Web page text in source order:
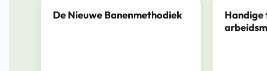
De Nieuwe Banenmethodiek
Handige